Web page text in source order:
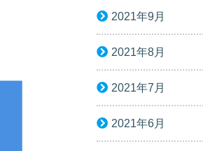
2021年9月
2021年8月
2021年7月
2021年6月